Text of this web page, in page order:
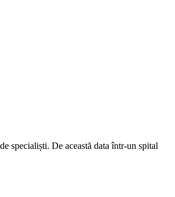
specialiști. De această data într-un spital